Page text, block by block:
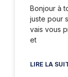
Bonjour à
juste pour
vais vous
et
LIRE LA